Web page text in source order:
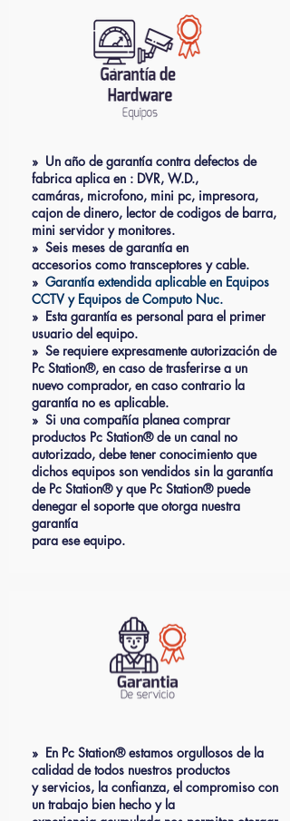
» Un año de garantía contra defectos de
fabrica aplica en : DVR, W.D.,
camáras, microfono, mini pc, impresora,
cajon de dinero, lector de codigos de barra,
mini servidor y monitores.
» Seis meses de garantía en
accesorios como transceptores y cable.
» Garantía extendida aplicable en Equipos
CCTV y Equipos de Computo Nuc.
» Esta garantía es personal para el primer
usuario del equipo.
» Se requiere expresamente autorización de
Pc Station®, en caso de trasferirse a un
nuevo comprador, en caso contrario la
garantía no es aplicable.
» Si una compañía planea comprar
productos Pc Station® de un canal no
autorizado, debe tener conocimiento que
dichos equipos son vendidos sin la garantía
de Pc Station® y que Pc Station® puede
denegar el soporte que otorga nuestra
garantía
para ese equipo.
» En Pc Station® estamos orgullosos de la
calidad de todos nuestros productos
y servicios, la confianza, el compromiso con
un trabajo bien hecho y la